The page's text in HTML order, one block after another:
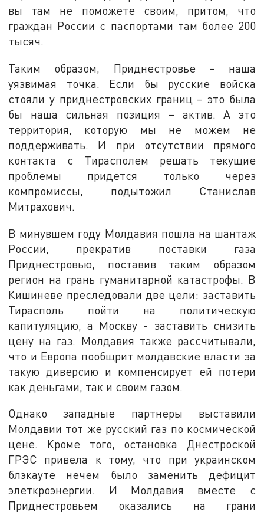
вы там не поможете своим, притом, что
граждан России с паспортами там более 200
тысяч.
Таким образом, Приднестровье – наша
уязвимая точка. Если бы русские войска
стояли у приднестровских границ – это была
бы наша сильная позиция – актив. А это
территория, которую мы не можем не
поддерживать. И при отсутствии прямого
контакта с Тирасполем решать текущие
проблемы придется только через
компромиссы, подытожил Станислав
Митрахович.
В минувшем году Молдавия пошла на шантаж
России, прекратив поставки газа
Приднестровью, поставив таким образом
регион на грань гуманитарной катастрофы. В
Кишиневе преследовали две цели: заставить
Тирасполь пойти на политическую
капитуляцию, а Москву - заставить снизить
цену на газ. Молдавия также рассчитывали,
что и Европа пообщрит молдавские власти за
такую диверсию и компенсирует ей потери
как деньгами, так и своим газом.
Однако западные партнеры выставили
Молдавии тот же русский газ по космической
цене. Кроме того, остановка Днестроской
ГРЭС привела к тому, что при украинском
блэкауте нечем было заменить дефицит
элеткроэнергии. И Молдавия вместе с
Приднестровьем оказались на грани